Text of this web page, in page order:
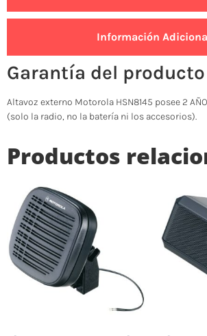
Información
Garantía del producto
Altavoz externo Motorola HSN8145 posee 2
(solo la radio, no la batería ni los accesorios).
Productos